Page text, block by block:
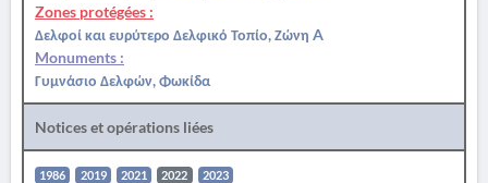
Zones protégées :
Δελφοί και ευρύτερο Δελφικό Τοπίο, Ζώνη A
Monuments :
Γυμνάσιο Δελφών, Φωκίδα
Notices et opérations liées
1986 2019 2021 2022 2023